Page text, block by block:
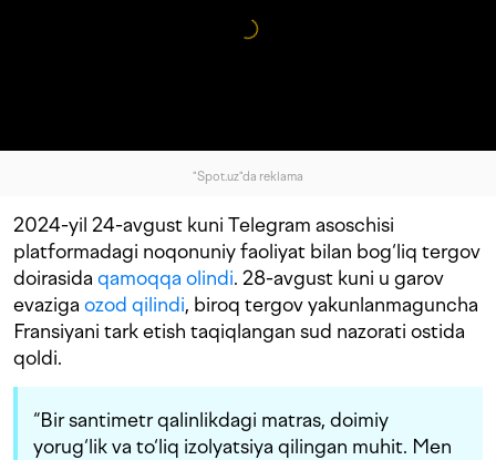
"Spot.uz"da reklama
2024-yil 24-avgust kuni Telegram asoschisi
platformadagi noqonuniy faoliyat bilan bog‘liq tergov
doirasida qamoqqa olindi. 28-avgust kuni u garov
evaziga ozod qilindi, biroq tergov yakunlanmaguncha
Fransiyani tark etish taqiqlangan sud nazorati ostida
qoldi.
“Bir santimetr qalinlikdagi matras, doimiy
yorug‘lik va to‘liq izolyatsiya qilingan muhit. Men